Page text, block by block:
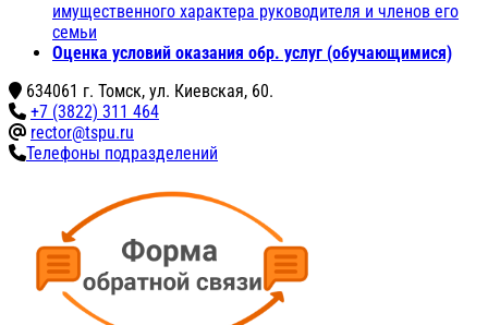
имущественного характера руководителя и членов его
семьи
Оценка условий оказания обр. услуг (обучающимися)
634061 г. Томск, ул. Киевская, 60.
+7 (3822) 311 464
rector@tspu.ru
Телефоны подразделений